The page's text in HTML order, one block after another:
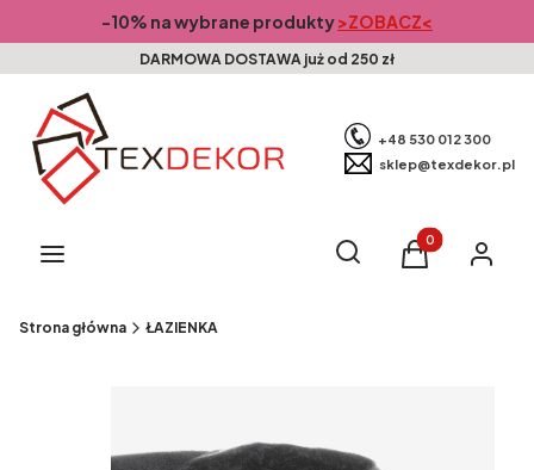
-10% na wybrane produkty>ZOBACZ<
DARMOWA DOSTAWA już od 250 zł
+48 530 012 300
sklep@texdekor.pl
Menu Otwórz wyszukiwarkę
Szukaj Produkty w
Koszyk Zaloguj
Strona główna ŁAZIENKA